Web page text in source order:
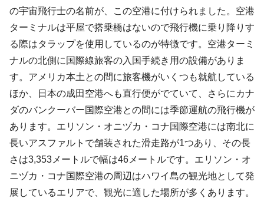
の宇宙飛行士の名前が、この空港に付けられました。空港
ターミナルは平屋で搭乗橋はないので飛行機に乗り降りす
る際はタラップを使用しているのが特徴です。空港ターミ
ナルの北側に国際線旅客の入国手続き用の設備がありま
す。アメリカ本土との間に旅客機がいくつも就航している
ほか、日本の成田空港へも直行便がでていて、さらにカナ
ダのバンクーバー国際空港との間には季節運航の飛行機が
あります。エリソン・オニヅカ・コナ国際空港には南北に
長いアスファルトで舗装された滑走路が1つあり、その長
さは3,353メートルで幅は46メートルです。エリソン・オ
ニヅカ・コナ国際空港の周辺はハワイ島の観光地として発
展しているエリアで、観光に適した場所が多くあります。